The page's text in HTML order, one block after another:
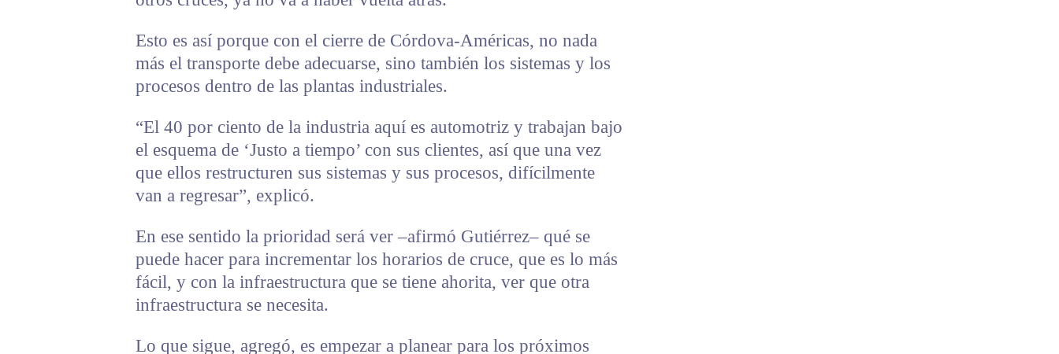
Esto es así porque con el cierre de Córdova-Américas, no nada
más el transporte debe adecuarse, sino también los sistemas y los
procesos dentro de las plantas industriales.
“El 40 por ciento de la industria aquí es automotriz y trabajan bajo
el esquema de ‘Justo a tiempo’ con sus clientes, así que una vez
que ellos restructuren sus sistemas y sus procesos, difícilmente
van a regresar”, explicó.
En ese sentido la prioridad será ver –afirmó Gutiérrez– qué se
puede hacer para incrementar los horarios de cruce, que es lo más
fácil, y con la infraestructura que se tiene ahorita, ver que otra
infraestructura se necesita.
Lo que sigue, agregó, es empezar a planear para los próximos